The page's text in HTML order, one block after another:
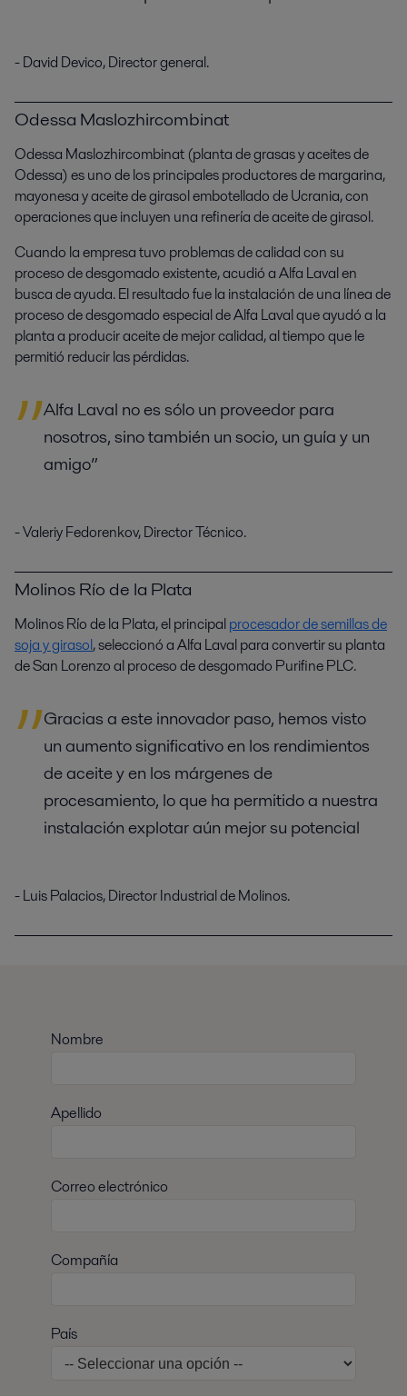
- David Devico, Director general.
Odessa Maslozhircombinat
Odessa Maslozhircombinat (planta de grasas y aceites de
Odessa) es uno de los principales productores de margarina,
mayonesa y aceite de girasol embotellado de Ucrania, con
operaciones que incluyen una refinería de aceite de girasol.
Cuando la empresa tuvo problemas de calidad con su
proceso de desgomado existente, acudió a Alfa Laval en
busca de ayuda. El resultado fue la instalación de una línea de
proceso de desgomado especial de Alfa Laval que ayudó a la
planta a producir aceite de mejor calidad, al tiempo que le
permitió reducir las pérdidas.
Alfa Laval no es sólo un proveedor para
nosotros, sino también un socio, un guía y un
amigo”
- Valeriy Fedorenkov, Director Técnico.
Molinos Río de la Plata
Molinos Río de la Plata, el principalprocesador de semillas de
soja y girasol, seleccionó a Alfa Laval para convertir su planta
de San Lorenzo al proceso de desgomado Purifine PLC.
Gracias a este innovador paso, hemos visto
un aumento significativo en los rendimientos
de aceite y en los márgenes de
procesamiento, lo que ha permitido a nuestra
instalación explotar aún mejor su potencial
- Luis Palacios, Director Industrial de Molinos.
Nombre
Apellido
Correo electrónico
Compañía
País